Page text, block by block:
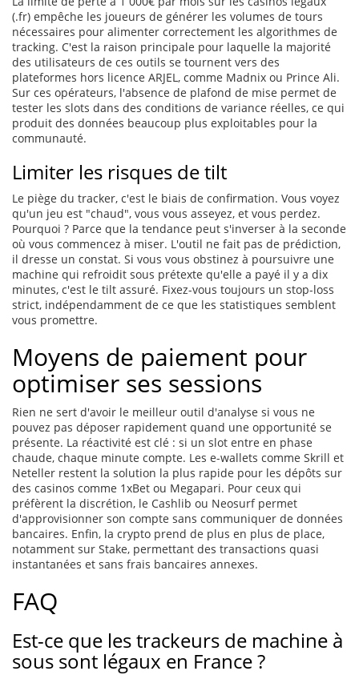
(.fr) empêche les joueurs de générer les volumes de tours
nécessaires pour alimenter correctement les algorithmes de
tracking. C'est la raison principale pour laquelle la majorité
des utilisateurs de ces outils se tournent vers des
plateformes hors licence ARJEL, comme Madnix ou Prince Ali.
Sur ces opérateurs, l'absence de plafond de mise permet de
tester les slots dans des conditions de variance réelles, ce qui
produit des données beaucoup plus exploitables pour la
communauté.
Limiter les risques de tilt
Le piège du tracker, c'est le biais de confirmation. Vous voyez
qu'un jeu est "chaud", vous vous asseyez, et vous perdez.
Pourquoi ? Parce que la tendance peut s'inverser à la seconde
où vous commencez à miser. L'outil ne fait pas de prédiction,
il dresse un constat. Si vous vous obstinez à poursuivre une
machine qui refroidit sous prétexte qu'elle a payé il y a dix
minutes, c'est le tilt assuré. Fixez-vous toujours un stop-loss
strict, indépendamment de ce que les statistiques semblent
vous promettre.
Moyens de paiement pour
optimiser ses sessions
Rien ne sert d'avoir le meilleur outil d'analyse si vous ne
pouvez pas déposer rapidement quand une opportunité se
présente. La réactivité est clé : si un slot entre en phase
chaude, chaque minute compte. Les e-wallets comme Skrill et
Neteller restent la solution la plus rapide pour les dépôts sur
des casinos comme 1xBet ou Megapari. Pour ceux qui
préfèrent la discrétion, le Cashlib ou Neosurf permet
d'approvisionner son compte sans communiquer de données
bancaires. Enfin, la crypto prend de plus en plus de place,
notamment sur Stake, permettant des transactions quasi
instantanées et sans frais bancaires annexes.
FAQ
Est-ce que les trackeurs de machine à
sous sont légaux en France ?